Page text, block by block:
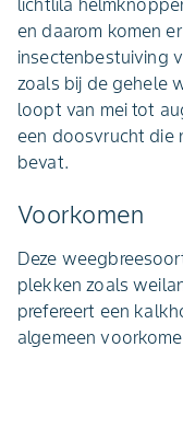
lichtlila
en daarom komen
insectenbestuiving
zoals bij de gehele
loopt van mei tot
een doosvrucht die
bevat.
Voorkomen
Deze
plekken zoals
prefereert een
algemeen